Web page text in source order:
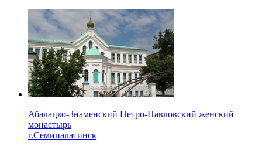
Абалацко-Знаменский Петро-Павловский женский
монастырь
г.Семипалатинск